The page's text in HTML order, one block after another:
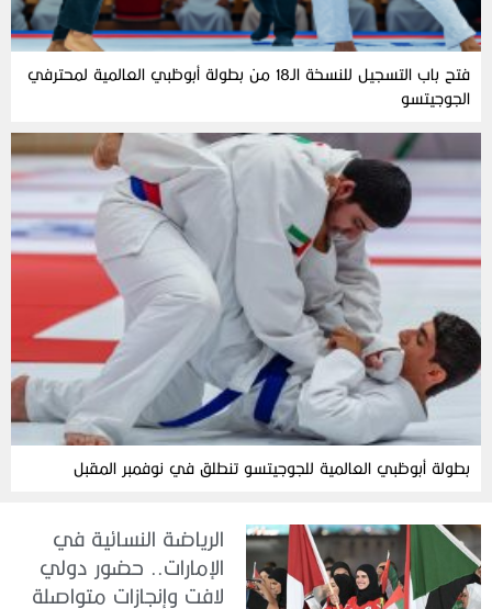
فتح باب التسجيل للنسخة الـ18 من بطولة أبوظبي العالمية لمحترفي
الجوجيتسو
بطولة أبوظبي العالمية للجوجيتسو تنطلق في نوفمبر المقبل
الرياضة النسائية في
الإمارات.. حضور دولي
لافت وإنجازات متواصلة